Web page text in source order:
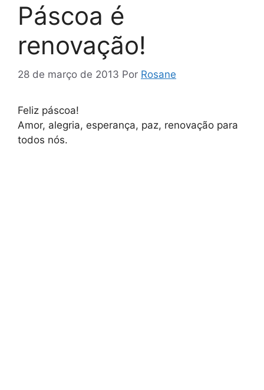
Páscoa é
renovação!
28 de março de 2013 Por Rosane
Feliz páscoa!
Amor, alegria, esperança, paz, renovação para
todos nós.